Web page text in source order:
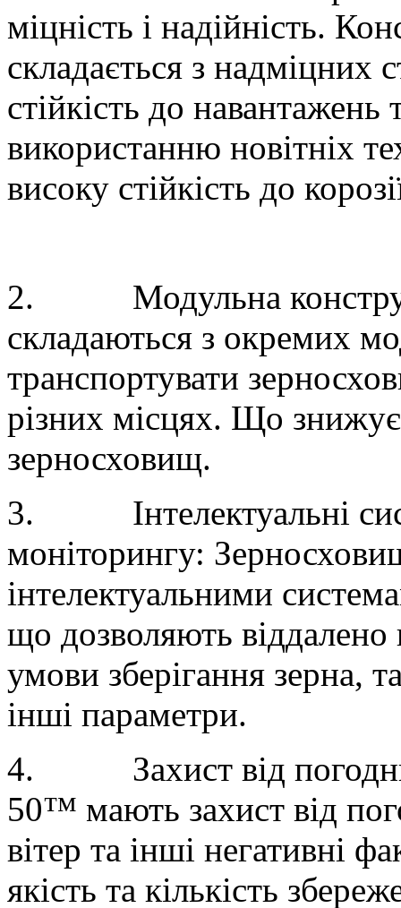
міцність і надійність.
складається з надміцних
стійкість до навантажень
використанню новітніх
високу стійкість до
2.
Модульна
складаються з окремих
транспортувати
різних місцях. Що
зерносховищ.
3.
Інтелектуальні
моніторингу:
інтелектуальними
що дозволяють
умови зберігання зерна,
інші параметри.
4.
Захист від
50™ мають захист від
вітер та інші негативні
якість та кількість